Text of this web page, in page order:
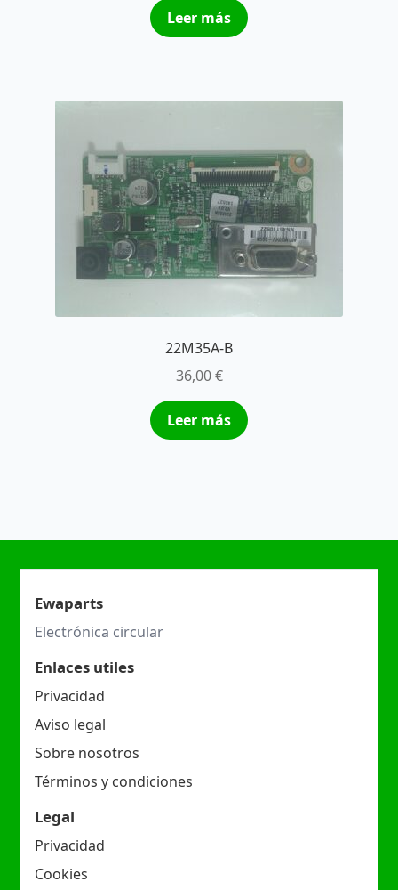
Leer más
22M35A-B
36,00€
Leer más
Ewaparts
Electrónica circular
Enlaces utiles
Privacidad
Aviso legal
Sobre nosotros
Términos y condiciones
Legal
Privacidad
Cookies